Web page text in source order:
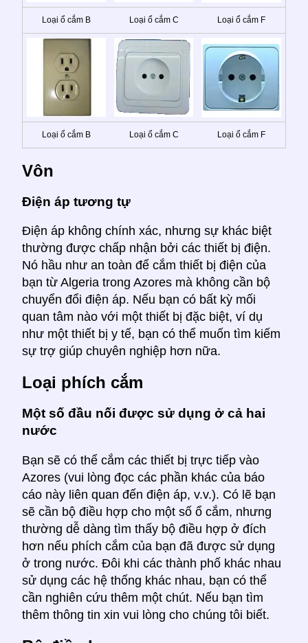
Loại ổ cắm B Loại ổ cắm C Loại ổ cắm F
Loại ổ cắm B Loại ổ cắm C Loại ổ cắm F
Vôn
Điện áp tương tự
Điện áp không chính xác, nhưng sự khác biệt
thường được chấp nhận bởi các thiết bị điện.
Nó hầu như an toàn để cắm thiết bị điện của
bạn từ Algeria trong Azores mà không cần bộ
chuyển đổi điện áp. Nếu bạn có bất kỳ mối
quan tâm nào với một thiết bị đặc biệt, ví dụ
như một thiết bị y tế, bạn có thể muốn tìm kiếm
sự trợ giúp chuyên nghiệp hơn nữa.
Loại phích cắm
Một số đầu nối được sử dụng ở cả hai
nước
Bạn sẽ có thể cắm các thiết bị trực tiếp vào
Azores (vui lòng đọc các phần khác của báo
cáo này liên quan đến điện áp, v.v.). Có lẽ bạn
sẽ cần bộ điều hợp cho một số ổ cắm, nhưng
thường dễ dàng tìm thấy bộ điều hợp ở đích
hơn nếu phích cắm của bạn đã được sử dụng
ở trong nước. Đôi khi các thành phố khác nhau
sử dụng các hệ thống khác nhau, bạn có thể
cần nghiên cứu thêm một chút. Nếu bạn tìm
thêm thông tin xin vui lòng cho chúng tôi biết.